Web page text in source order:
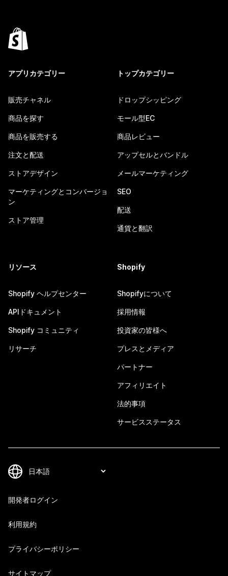
アプリカテゴリー
販売チャネル
商品を探す
商品を販売する
注文と配送
ストアデザイン
マーケティングとコンバージョ
ン
ストア管理
トップカテゴリー
ドロップシッピング
モール型EC
商品レビュー
アップセルとバンドル
メールマーケティング
SEO
配送
通貨と翻訳
リソース
Shopify ヘルプセンター
APIドキュメント
Shopify コミュニティ
リサーチ
Shopify
Shopifyについて
採用情報
投資家の皆様へ
プレスとメディア
パートナー
アフィリエイト
法的事項
サービスステータス
開発者ログイン
利用規約
プライバシーポリシー
サイトマップ